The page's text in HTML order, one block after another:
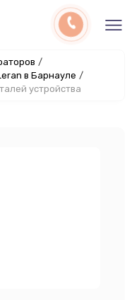
/
в Барнауле /
устройства